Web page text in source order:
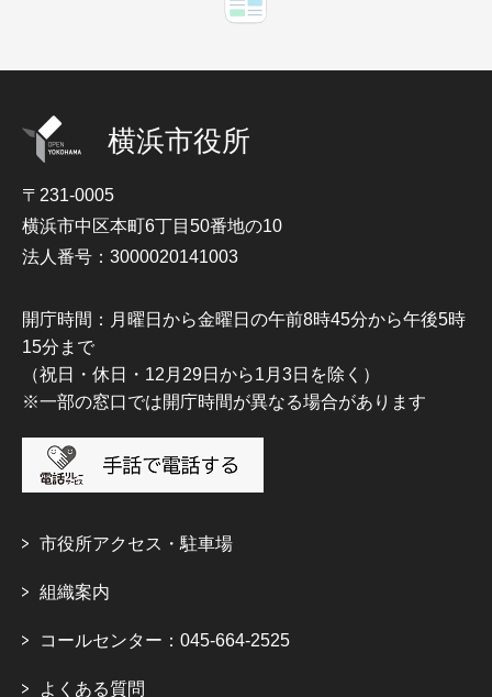
横浜市役所
〒231-0005
横浜市中区本町6丁目50番地の10
法人番号：3000020141003
開庁時間：月曜日から金曜日の午前8時45分から午後5時
15分まで
（祝日・休日・12月29日から1月3日を除く）
※一部の窓口では開庁時間が異なる場合があります
市役所アクセス・駐車場
組織案内
コールセンター：045-664-2525
よくある質問